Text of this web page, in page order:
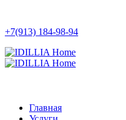
+7(913) 184-98-94
Главная